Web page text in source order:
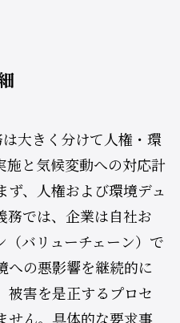
大きく分けて人権・環
施と気候変動への対応計
、人権および環境デュ
務では、企業は自社お
（バリューチェーン）で
への悪影響を継続的に
被害を是正するプロセ
せん​。具体的な要求事